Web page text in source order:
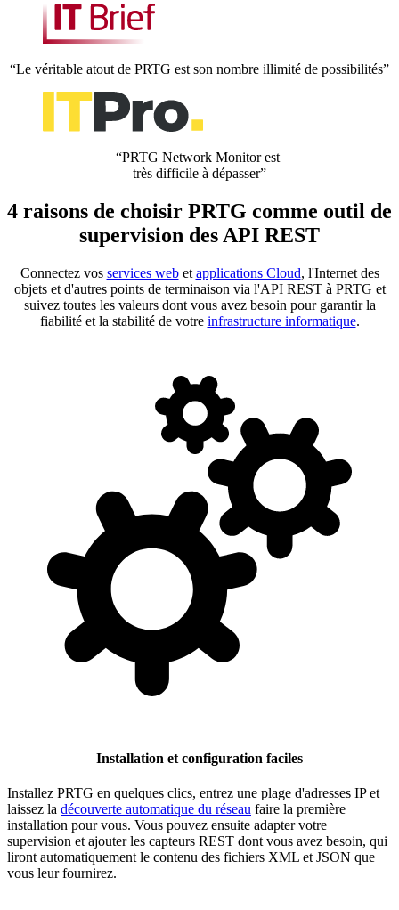
“Le véritable atout de PRTG est son nombre illimité de possibilités”
“PRTG Network Monitor est
très difficile à dépasser”
4 raisons de choisir PRTG comme outil de
supervision des API REST
Connectez vos services webet applications Cloud, l'Internet des
objets et d'autres points de terminaison via l'API REST à PRTG et
suivez toutes les valeurs dont vous avez besoin pour garantir la
fiabilité et la stabilité de votre infrastructure informatique.
Installation et configuration faciles
Installez PRTG en quelques clics, entrez une plage d'adresses IP et
laissez la découverte automatique du réseau faire la première
installation pour vous. Vous pouvez ensuite adapter votre
supervision et ajouter les capteurs REST dont vous avez besoin, qui
liront automatiquement le contenu des fichiers XML et JSON que
vous leur fournirez.